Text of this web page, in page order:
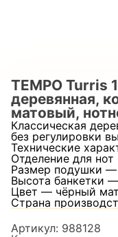
TEMPO Turris
деревянная,
матовый,
Классическая
без регулировки
Технические
Отделение для
Размер подушки
Высота банкетки
Цвет — чёрный
Страна
Артикул: 988128